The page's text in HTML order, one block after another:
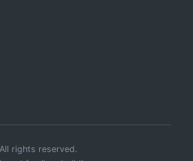
rights reserved.